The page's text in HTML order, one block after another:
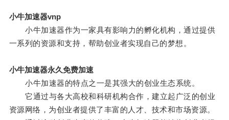
小牛加速器vnp
小牛加速器作为一家具有影响力的孵化机构，通过提供
一系列的资源和支持，帮助创业者实现自己的梦想。
小牛加速器永久免费加速
小牛加速器的特点之一是其强大的创业生态系统。
它通过与各大高校和科研机构合作，建立起广泛的创业
资源网络，为创业者提供了丰富的人才、技术和市场资源。